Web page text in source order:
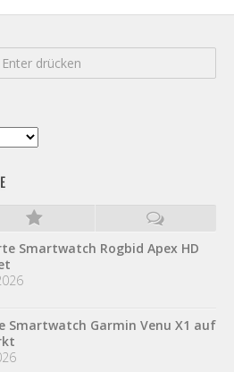
Smartwatch Rogbid Apex HD
Smartwatch Garmin Venu X1 auf